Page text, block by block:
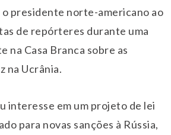
o presidente norte-americano ao
de repórteres durante uma
na Casa Branca sobre as
na Ucrânia.
interesse em um projeto de lei
para novas sanções à Rússia,